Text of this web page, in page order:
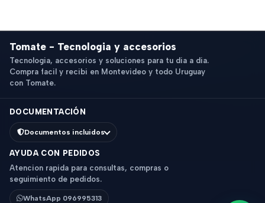
Tomate - Tecnologia y accesorios
Tecnologia, accesorios y soluciones para tu dia a dia.
Compra facil y recibi en Montevideo y todo Uruguay
con Tomate.
DOCUMENTACIÓN
Documentos incluidos
AYUDA CON PEDIDOS
Atencion rapida para consultas, compras o
seguimiento de pedidos.
WhatsApp 096995313